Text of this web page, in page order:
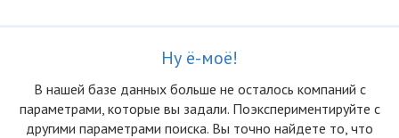
Ну ё-моё!
В нашей базе данных больше не осталоcь компаний с
параметрами, которые вы задали. Поэкспериментируйте с
другими параметрами поиска. Вы точно найдете то, что